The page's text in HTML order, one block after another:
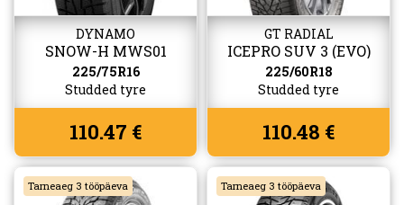
DYNAMO
SNOW-H MWS01
(W517)
225/75R16
Studded tyre
110.47 €
GT RADIAL
ICEPRO SUV 3 (EVO)
225/60R18
Studded tyre
110.48 €
Tarneaeg 3 tööpäeva Tarneaeg 3 tööpäeva